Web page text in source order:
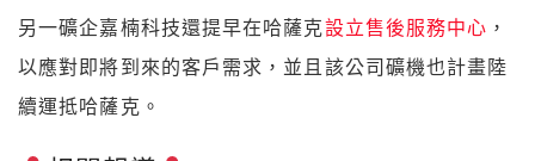
另一礦企嘉楠科技還提早在哈薩克設立售後服務中心 ，
以應對即將到來的客戶需求，並且該公司礦機也計畫陸
續運抵哈薩克。